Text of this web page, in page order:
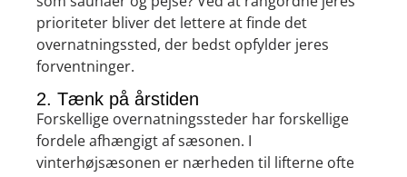
prioriteter bliver det lettere at finde det
overnatningssted, der bedst opfylder jeres
forventninger.
2. Tænk på årstiden
Forskellige overnatningssteder har forskellige
fordele afhængigt af sæsonen. I
vinterhøjsæsonen er nærheden til lifterne ofte